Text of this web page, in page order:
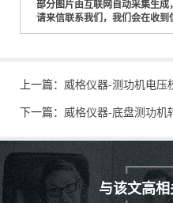
部分图片由互联网自动采集生成
请来信联系我们，我们会在收到
上一篇： 威格仪器-测功机电压
下一篇： 威格仪器-底盘测功机
与该文高